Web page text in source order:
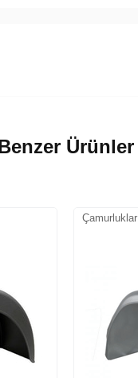
Ürünler
Çamurluklar